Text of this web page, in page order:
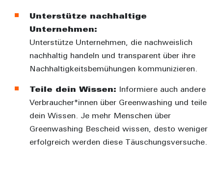
Unterstütze nachhaltige
Unternehmen:
Unterstütze Unternehmen, die nachweislich
nachhaltig handeln und transparent über ihre
Nachhaltigkeitsbemühungen kommunizieren.
Teile dein Wissen: Informiere auch andere
Verbraucher*innen über Greenwashing und teile
dein Wissen. Je mehr Menschen über
Greenwashing Bescheid wissen, desto weniger
erfolgreich werden diese Täuschungsversuche.